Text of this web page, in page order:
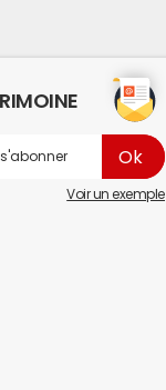
Voir un exemple